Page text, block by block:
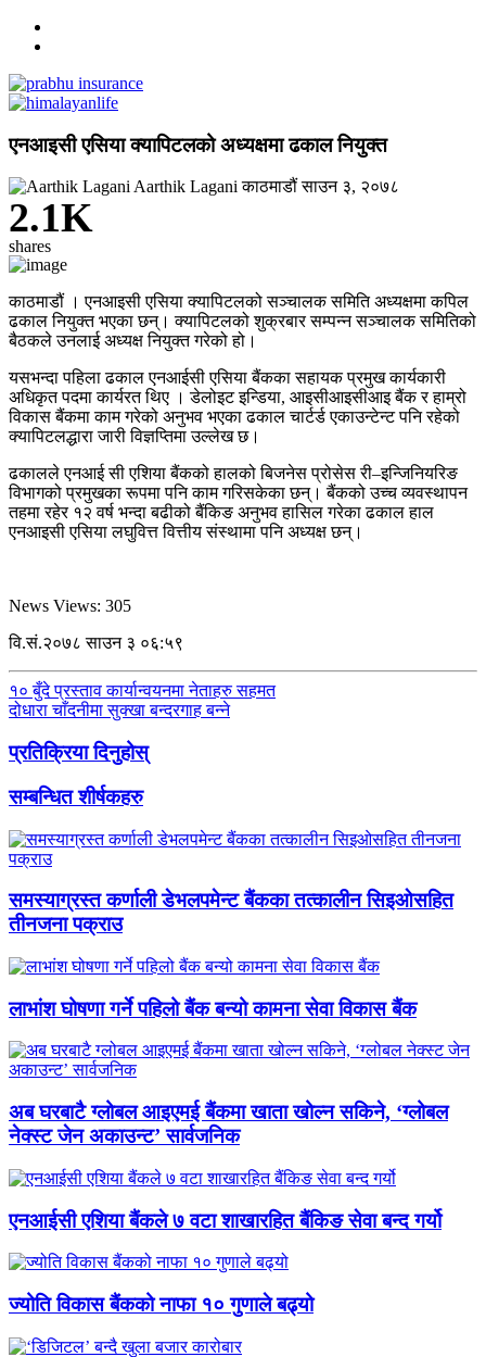
एनआइसी एसिया क्यापिटलको अध्यक्षमा ढकाल नियुक्त
Aarthik Laganiकाठमाडौंसाउन ३, २०७८
2.1K
shares
काठमाडौं । एनआइसी एसिया क्यापिटलको सञ्चालक समिति अध्यक्षमा कपिल
ढकाल नियुक्त भएका छन्। क्यापिटलको शुक्रबार सम्पन्न सञ्चालक समितिको
बैठकले उनलाई अध्यक्ष नियुक्त गरेको हो।
यसभन्दा पहिला ढकाल एनआईसी एसिया बैंकका सहायक प्रमुख कार्यकारी
अधिकृत पदमा कार्यरत थिए । डेलोइट इन्डिया, आइसीआइसीआइ बैंक र हाम्रो
विकास बैंकमा काम गरेको अनुभव भएका ढकाल चार्टर्ड एकाउन्टेन्ट पनि रहेको
क्यापिटलद्धारा जारी विज्ञप्तिमा उल्लेख छ।
ढकालले एनआई सी एशिया बैंकको हालको बिजनेस प्रोसेस री–इन्जिनियरिङ
विभागको प्रमुखका रूपमा पनि काम गरिसकेका छन्। बैंकको उच्च व्यवस्थापन
तहमा रहेर १२ वर्ष भन्दा बढीको बैंकिङ अनुभव हासिल गरेका ढकाल हाल
एनआइसी एसिया लघुवित्त वित्तीय संस्थामा पनि अध्यक्ष छन्।
News Views: 305
वि.सं.२०७८ साउन ३ ०६:५९
१० बुँदे प्रस्ताव कार्यान्वयनमा नेताहरु सहमत
दोधारा चाँदनीमा सुक्खा बन्दरगाह बन्ने
प्रतिक्रिया दिनुहोस्
सम्बन्धित शीर्षकहरु
समस्याग्रस्त कर्णाली डेभलपमेन्ट बैंकका तत्कालीन सिइओसहित
तीनजना पक्राउ
लाभांश घोषणा गर्ने पहिलो बैंक बन्यो कामना सेवा विकास बैंक
अब घरबाटै ग्लोबल आइएमई बैंकमा खाता खोल्न सकिने, ‘ग्लोबल
नेक्स्ट जेन अकाउन्ट’ सार्वजनिक
एनआईसी एशिया बैंकले ७ वटा शाखारहित बैंकिङ सेवा बन्द गर्यो
ज्योति विकास बैंकको नाफा १० गुणाले बढ्यो